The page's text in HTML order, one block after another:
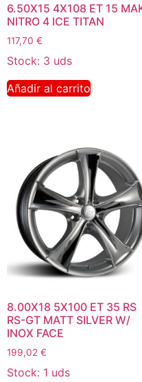
6.50X15 4X108 ET 15
NITRO 4 ICE TITAN
117,70 €
Stock: 3 uds
Añadir al carrito
8.00X18 5X100 ET 35 RS
RS-GT MATT SILVER W/
INOX FACE
199,02 €
Stock: 1 uds